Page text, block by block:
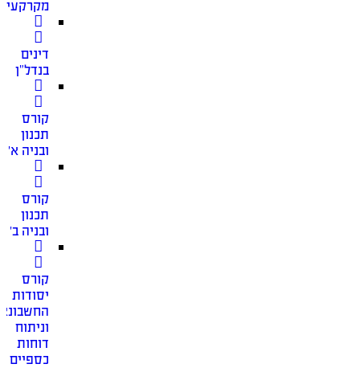
מקרקעין
דינים
בנדל”ן
קורס
תכנון
ובניה א׳
קורס
תכנון
ובניה ב׳
קורס
יסודות
וניתוח
דוחות
כספיים